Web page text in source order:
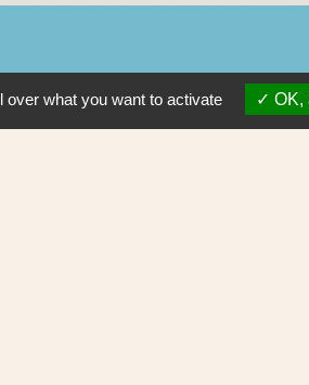
what you want to activate OK,